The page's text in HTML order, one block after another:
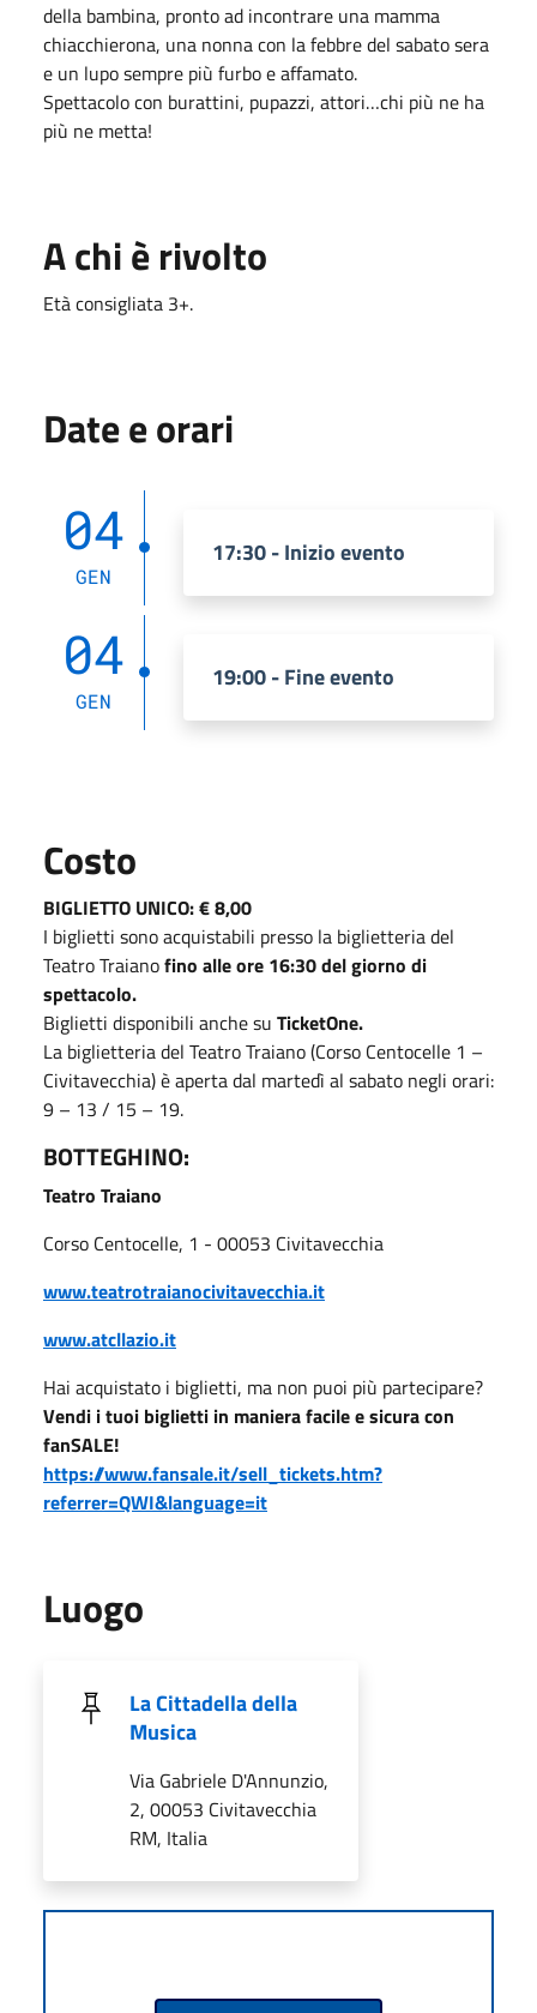
della bambina, pronto ad incontrare una mamma
chiacchierona, una nonna con la febbre del sabato sera
e un lupo sempre più furbo e affamato.
Spettacolo con burattini, pupazzi, attori…chi più ne ha
più ne metta!
A chi è rivolto
Età consigliata 3+.
Date e orari
04
GEN
17:30 - Inizio evento
04
GEN
19:00 - Fine evento
Costo
BIGLIETTO UNICO: € 8,00
I biglietti sono acquistabili presso la biglietteria del
Teatro Traianofino alle ore 16:30 del giorno di
spettacolo.
Biglietti disponibili anche su TicketOne.
La biglietteria del Teatro Traiano (Corso Centocelle 1 –
Civitavecchia) è aperta dal martedì al sabato negli orari:
9 – 13 / 15 – 19.
BOTTEGHINO:
Teatro Traiano
Corso Centocelle, 1 - 00053 Civitavecchia
www.teatrotraianocivitavecchia.it
www.atcllazio.it
Hai acquistato i biglietti, ma non puoi più partecipare?
Vendi i tuoi biglietti in maniera facile e sicura con
fanSALE!
https://www.fansale.it/sell_tickets.htm?
referrer=QWI&language=it
Luogo
La Cittadella della
Musica
Via Gabriele D'Annunzio,
2, 00053 Civitavecchia
RM, Italia